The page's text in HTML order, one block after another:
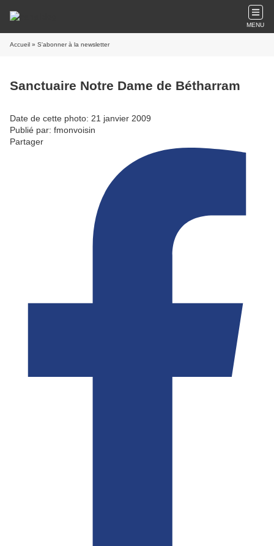
MENU
Accueil » S'abonner à la newsletter
Sanctuaire Notre Dame de Bétharram
Date de cette photo: 21 janvier 2009
Publié par: fmonvoisin
Partager